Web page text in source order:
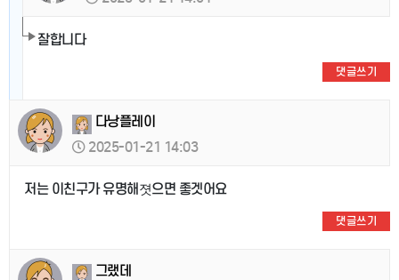
잘합니다
댓글쓰기
다낭플레이
2025-01-21 14:03
저는 이친구가 유명해졋으면 좋겟어요
댓글쓰기
그랬데